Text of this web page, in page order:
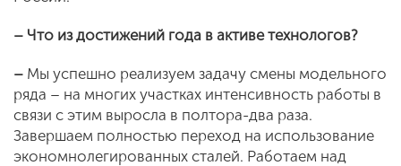
– Что из достижений года в активе технологов?
– Мы успешно реализуем задачу смены модельного
ряда – на многих участках интенсивность работы в
связи с этим выросла в полтора-два раза.
Завершаем полностью переход на использование
экономнолегированных сталей. Работаем над